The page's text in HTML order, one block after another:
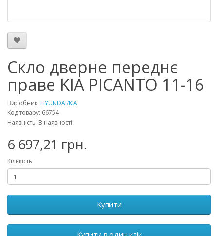
Скло дверне переднє
праве KIA PICANTO 11-16
Виробник: HYUNDAI/KIA
Код товару: 66754
Наявність: В наявності
6 697,21 грн.
Кількість
Купити
Купити в один клік